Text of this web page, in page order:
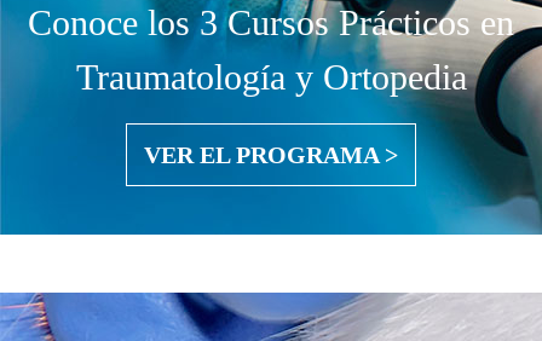
Conoce los 3 Cursos Prácticos en
Traumatología y Ortopedia
VER EL PROGRAMA >